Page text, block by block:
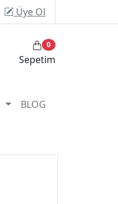
Üye Ol
Sepetim
0
BLOG